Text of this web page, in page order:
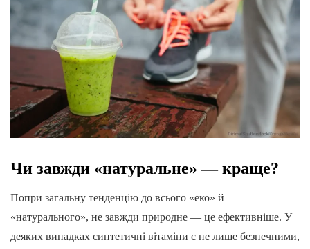
Чи завжди «натуральне» — краще?
Попри загальну тенденцію до всього «еко» й
«натурального», не завжди природне — це ефективніше. У
деяких випадках синтетичні вітаміни є не лише безпечними,